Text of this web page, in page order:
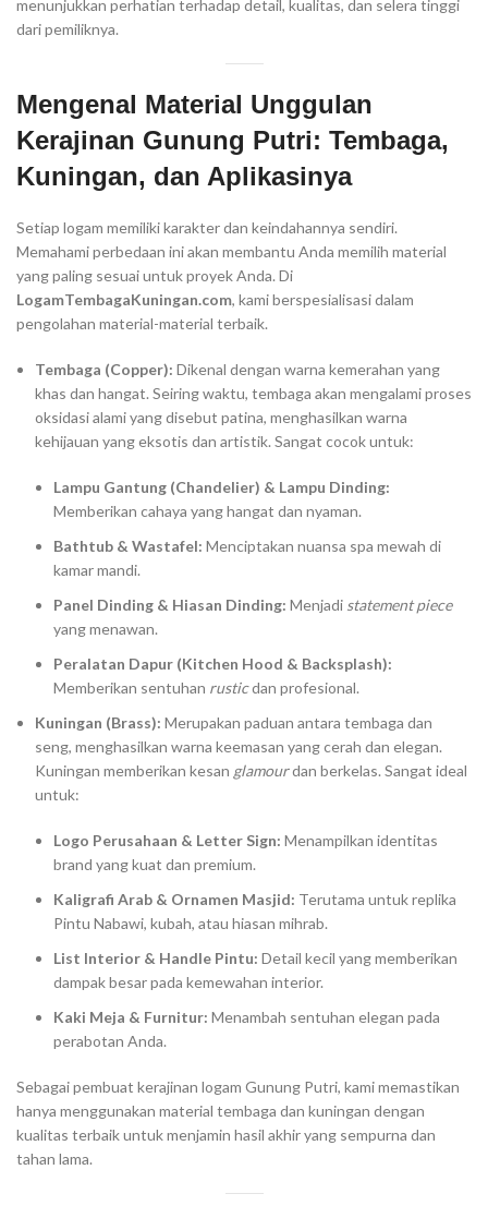
menunjukkan perhatian terhadap detail, kualitas, dan selera tinggi
dari pemiliknya.
Mengenal Material Unggulan
Kerajinan Gunung Putri: Tembaga,
Kuningan, dan Aplikasinya
Setiap logam memiliki karakter dan keindahannya sendiri.
Memahami perbedaan ini akan membantu Anda memilih material
yang paling sesuai untuk proyek Anda. Di
LogamTembagaKuningan.com, kami berspesialisasi dalam
pengolahan material-material terbaik.
Tembaga (Copper): Dikenal dengan warna kemerahan yang
khas dan hangat. Seiring waktu, tembaga akan mengalami proses
oksidasi alami yang disebut patina, menghasilkan warna
kehijauan yang eksotis dan artistik. Sangat cocok untuk:
Lampu Gantung (Chandelier) & Lampu Dinding:
Memberikan cahaya yang hangat dan nyaman.
Bathtub & Wastafel: Menciptakan nuansa spa mewah di
kamar mandi.
Panel Dinding & Hiasan Dinding: Menjadi statement piece
yang menawan.
Peralatan Dapur (Kitchen Hood & Backsplash):
Memberikan sentuhan rusticdan profesional.
Kuningan (Brass): Merupakan paduan antara tembaga dan
seng, menghasilkan warna keemasan yang cerah dan elegan.
Kuningan memberikan kesan glamourdan berkelas. Sangat ideal
untuk:
Logo Perusahaan & Letter Sign: Menampilkan identitas
brand yang kuat dan premium.
Kaligrafi Arab & Ornamen Masjid: Terutama untuk replika
Pintu Nabawi, kubah, atau hiasan mihrab.
List Interior & Handle Pintu: Detail kecil yang memberikan
dampak besar pada kemewahan interior.
Kaki Meja & Furnitur: Menambah sentuhan elegan pada
perabotan Anda.
Sebagai pembuat kerajinan logam Gunung Putri, kami memastikan
hanya menggunakan material tembaga dan kuningan dengan
kualitas terbaik untuk menjamin hasil akhir yang sempurna dan
tahan lama.